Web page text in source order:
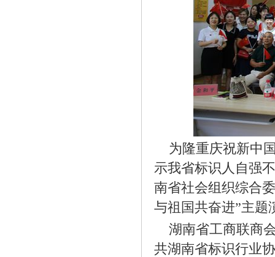
为隆重庆祝新中
示我省标识人自强
南省社会组织综合
与祖国共奋进”主题
湖南省工商联商
共湖南省标识行业